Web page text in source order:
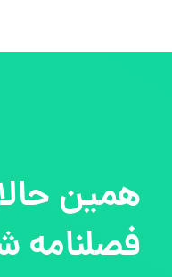
همین
فصلنامه